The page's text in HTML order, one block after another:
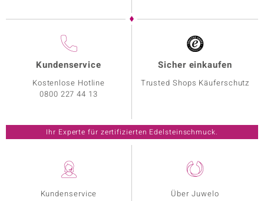
Kundenservice
Über Juwelo
Kundenservice
Kostenlose Hotline
0800 227 44 13
Sicher einkaufen
Trusted Shops Käuferschutz
Ihr Experte für zertifizierten Edelsteinschmuck.